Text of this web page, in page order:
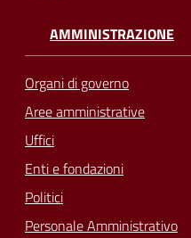
AMMINISTRAZIONE
Organi di governo
Aree amministrative
Uffici
Enti e fondazioni
Politici
Personale Amministrativo